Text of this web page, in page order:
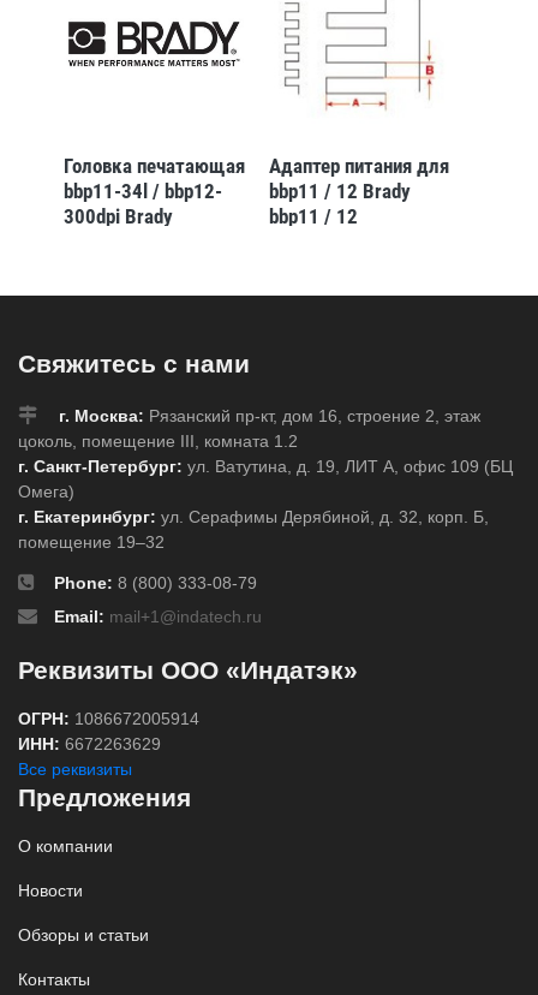
Головка печатающая
bbp11-34l / bbp12-
300dpi Brady
Адаптер питания для
bbp11 / 12 Brady
bbp11 / 12
Свяжитесь с нами
г. Москва: Рязанский пр-кт, дом 16, строение 2, этаж
цоколь, помещение III, комната 1.2
г. Санкт-Петербург: ул. Ватутина, д. 19, ЛИТ А, офис 109 (БЦ
Омега)
г. Екатеринбург: ул. Серафимы Дерябиной, д. 32, корп. Б,
помещение 19–32
Phone: 8 (800) 333-08-79
Email: mail+1@indatech.ru
Реквизиты ООО «Индатэк»
ОГРН: 1086672005914
ИНН: 6672263629
Все реквизиты
Предложения
О компании
Новости
Обзоры и статьи
Контакты